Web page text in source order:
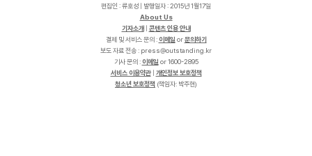
편집인 : 류호성 | 발행일자 : 2015년 1월17일
About Us
기자소개
콘텐츠 인용 안내
결제 및 서비스 문의 : 이메일 or문의하기
보도 자료 전송 :
r
k
.
g
n
i
d
n
a
t
s
t
u
o
@
s
s
e
r
p
기사 문의 : 이메일 or 1600-2895
서비스 이용약관| 개인정보 보호정책
청소년 보호정책 (책임자: 박주현)